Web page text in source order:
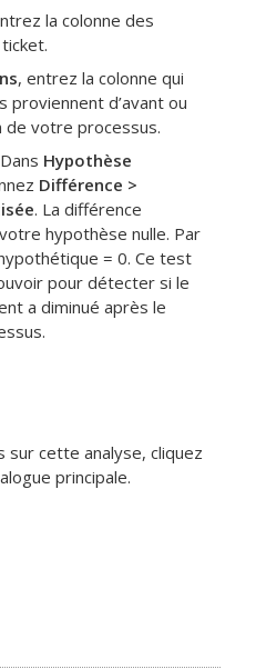
la colonne des
, entrez la colonne qui
proviennent d’avant ou
de votre processus.
Hypothèse
Différence >
. La différence
hypothèse nulle. Par
= 0. Ce test
pour détecter si le
a diminué après le
sur cette analyse, cliquez
principale.